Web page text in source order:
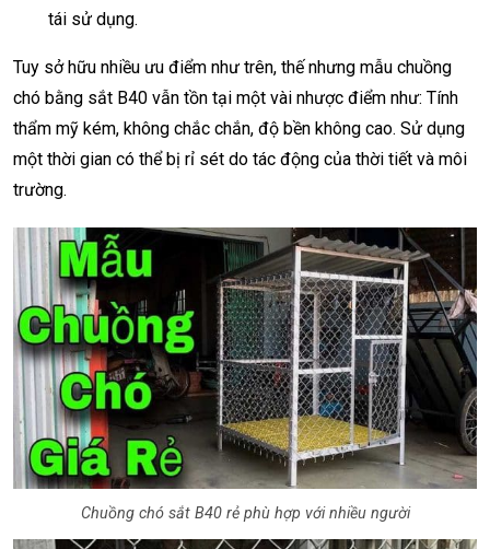
tái sử dụng.
Tuy sở hữu nhiều ưu điểm như trên, thế nhưng mẫu chuồng
chó bằng sắt B40 vẫn tồn tại một vài nhược điểm như: Tính
thẩm mỹ kém, không chắc chắn, độ bền không cao. Sử dụng
một thời gian có thể bị rỉ sét do tác động của thời tiết và môi
trường.
Chuồng chó sắt B40 rẻ phù hợp với nhiều người